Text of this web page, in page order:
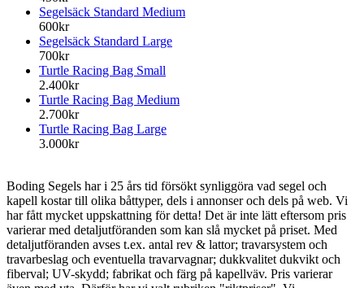
Segelsäck Standard Medium
600kr
Segelsäck Standard Large
700kr
Turtle Racing Bag Small
2.400kr
Turtle Racing Bag Medium
2.700kr
Turtle Racing Bag Large
3.000kr
Boding Segels har i 25 års tid försökt synliggöra vad segel och
kapell kostar till olika båttyper, dels i annonser och dels på web. Vi
har fått mycket uppskattning för detta! Det är inte lätt eftersom pris
varierar med detaljutföranden som kan slå mycket på priset. Med
detaljutföranden avses t.ex. antal rev & lattor; travarsystem och
travarbeslag och eventuella travarvagnar; dukkvalitet dukvikt och
fiberval; UV-skydd; fabrikat och färg på kapellväv. Pris varierar